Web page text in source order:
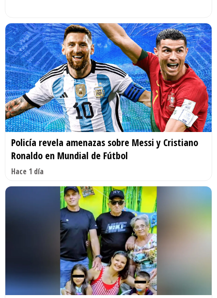
Policía revela amenazas sobre Messi y Cristiano
Ronaldo en Mundial de Fútbol
Hace 1 día